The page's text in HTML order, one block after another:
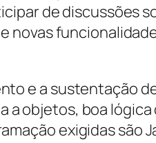
de discussões
novas
e a sustentação
objetos, boa
exigidas são